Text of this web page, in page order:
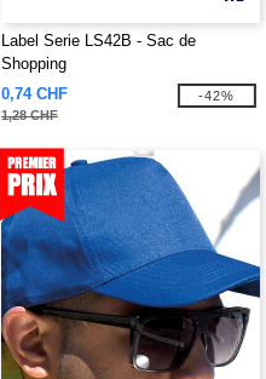
Label Serie LS42B - Sac de
Shopping
0,74 CHF
1,28 CHF
-42%